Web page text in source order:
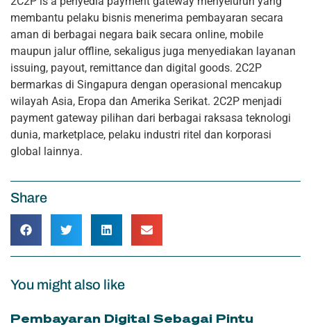
membantu pelaku bisnis menerima pembayaran secara
aman di berbagai negara baik secara online, mobile
maupun jalur offline, sekaligus juga menyediakan layanan
issuing, payout, remittance dan digital goods. 2C2P
bermarkas di Singapura dengan operasional mencakup
wilayah Asia, Eropa dan Amerika Serikat. 2C2P menjadi
payment gateway pilihan dari berbagai raksasa teknologi
dunia, marketplace, pelaku industri ritel dan korporasi
global lainnya.
Share
You might also like
Pembayaran Digital Sebagai Pintu